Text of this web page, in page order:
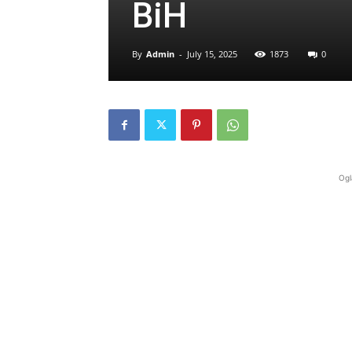
BiH
By Admin - July 15, 2025 1873 0